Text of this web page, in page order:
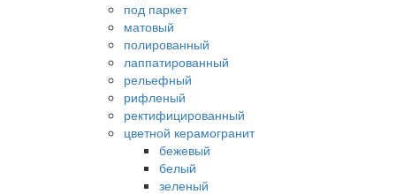
под паркет
матовый
полированный
лаппатированный
рельефный
рифленый
ректифицированный
цветной керамогранит
бежевый
белый
зеленый